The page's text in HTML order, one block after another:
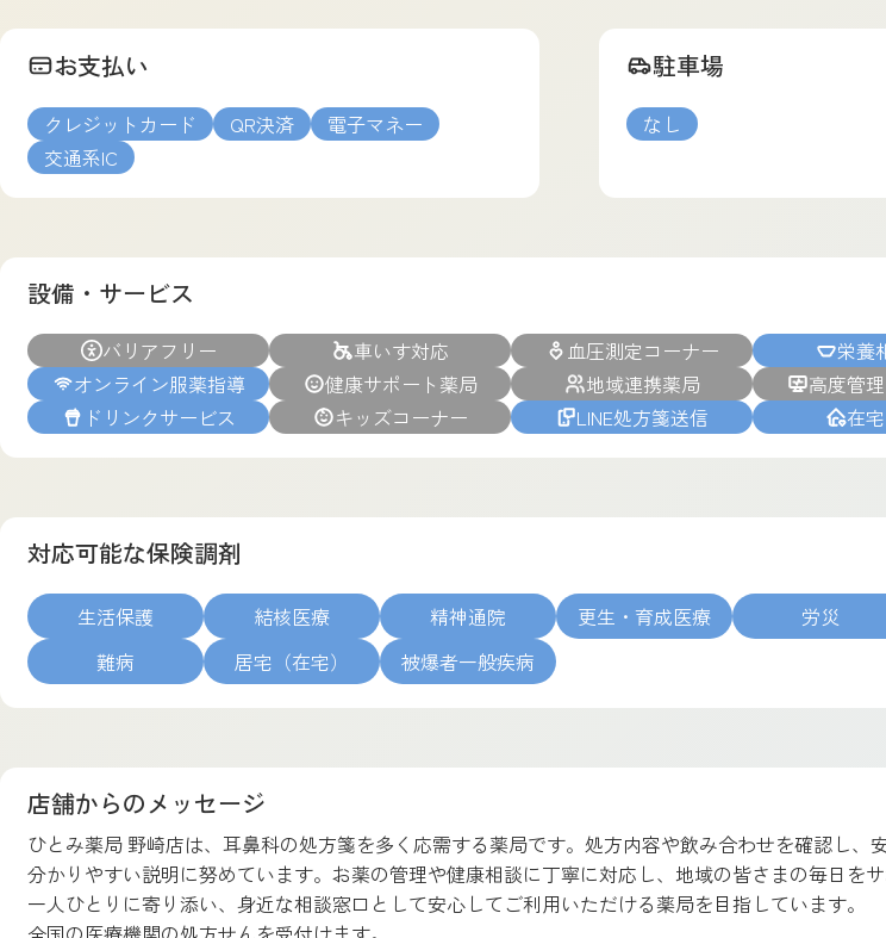
お支払い
クレジットカード QR決済
電子マネー
交通系IC
駐車場
なし
設備・サービス
バリアフリー 車いす対応 血圧測定コーナー
栄養
オンライン服薬指導
健康サポート薬局 地域連携薬局
高度管
ドリンクサービス
キッズコーナー LINE処方箋送信 在
対応可能な保険調剤
生活保護 結核医療 精神通院 更生・育成医療 労災
難病
居宅（在宅） 被爆者一般疾病
店舗からのメッセージ
ひとみ薬局 野崎店は、耳鼻科の処方箋を多く応需する薬局です。処方内容や飲み合わせを確認し、
分かりやすい説明に努めています。お薬の管理や健康相談に丁寧に対応し、地域の皆さまの毎日を
一人ひとりに寄り添い、身近な相談窓口として安心してご利用いただける薬局を目指しています。